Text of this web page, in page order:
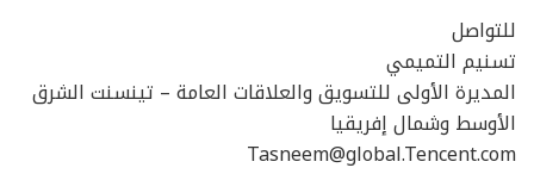
للتواصل
تسنيم التميمي
المديرة الأولى للتسويق والعلاقات العامة – تينسنت الشرق
الأوسط وشمال إفريقيا
Tasneem@global.Tencent.com